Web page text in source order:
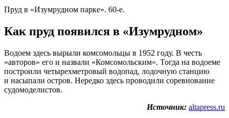
Пруд в «Изумрудном парке». 60-е.
Как пруд появился в «Изумрудном»
Водоем здесь вырыли комсомольцы в 1952 году. В честь
«авторов» его и назвали «Комсомольским». Тогда на водоеме
построили четырехметровый водопад, лодочную станцию
и насыпали остров. Нередко здесь проводили соревнование
судомоделистов.
Источник: altapress.ru